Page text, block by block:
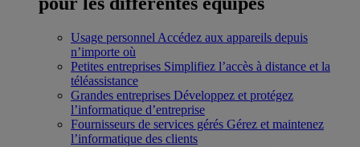
Usage personnel Accédez aux appareils depuis
n’importe où
Petites entreprises Simplifiez l’accès à distance et la
téléassistance
Grandes entreprises Développez et protégez
l’informatique d’entreprise
Fournisseurs de services gérés Gérez et maintenez
l’informatique des clients